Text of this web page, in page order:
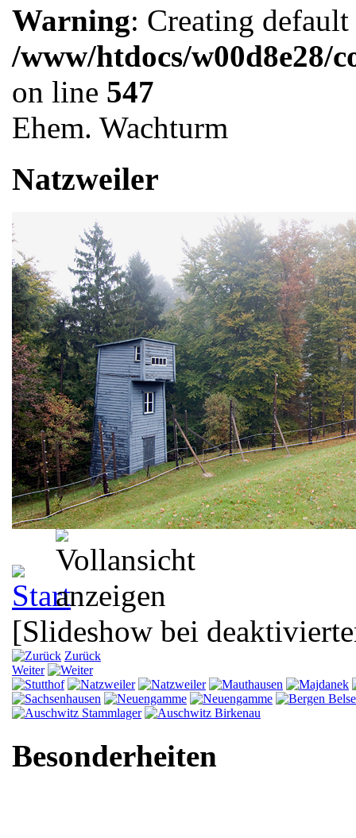
Warning: Creating
/www/htdocs/w00d8e28/
on line 547
Ehem. Wachturm
Natzweiler
[Slideshow bei
Zurück
Weiter
Besonderheiten